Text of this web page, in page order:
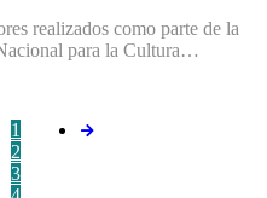
realizados como parte de la
para la Cultura…
1
2
3